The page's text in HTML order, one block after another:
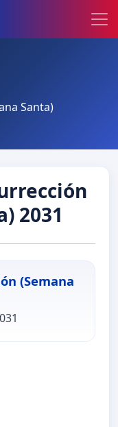
Santa)
2031
(Semana